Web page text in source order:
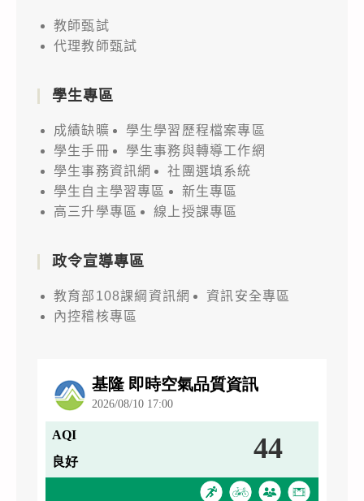
教師甄試
代理教師甄試
學生專區
成績缺曠
學生學習歷程檔案專區
學生手冊
學生事務與轉導工作網
學生事務資訊網
社團選填系統
學生自主學習專區
新生專區
高三升學專區
線上授課專區
政令宣導專區
教育部108課綱資訊網
資訊安全專區
內控稽核專區